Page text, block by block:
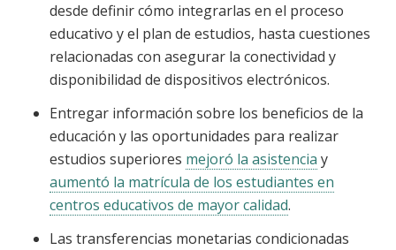
desde definir cómo integrarlas en el proceso
educativo y el plan de estudios, hasta cuestiones
relacionadas con asegurar la conectividad y
disponibilidad de dispositivos electrónicos.
Entregar información sobre los beneficios de la
educación y las oportunidades para realizar
estudios superiores mejoró la asistencia y
aumentó la matrícula de los estudiantes en
centros educativos de mayor calidad.
Las transferencias monetarias condicionadas